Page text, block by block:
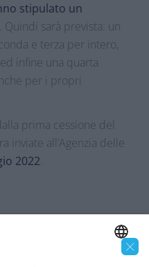
stipulato un
. Quindi sarà prevista: un
e terza per intero,
infine una quarta
per i propri
prima cessione del
inviate all’Agenzia delle
2022
×